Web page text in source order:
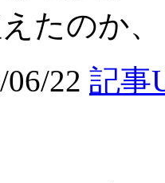
たのか
06/22 記事